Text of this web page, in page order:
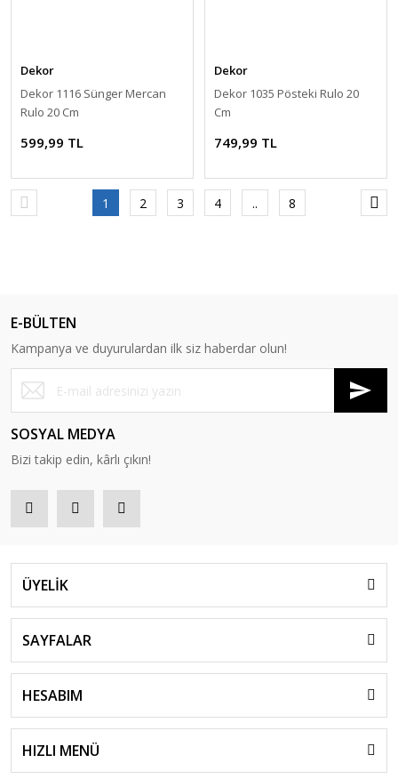
Dekor
Dekor 1116 Sünger Mercan
Rulo 20 Cm
599,99 TL
Dekor
Dekor 1035 Pösteki Rulo 20
Cm
749,99 TL
1 2 3 4 .. 8
E-BÜLTEN
Kampanya ve duyurulardan ilk siz haberdar olun!
SOSYAL MEDYA
Bizi takip edin, kârlı çıkın!
ÜYELİK
SAYFALAR
HESABIM
HIZLI MENÜ